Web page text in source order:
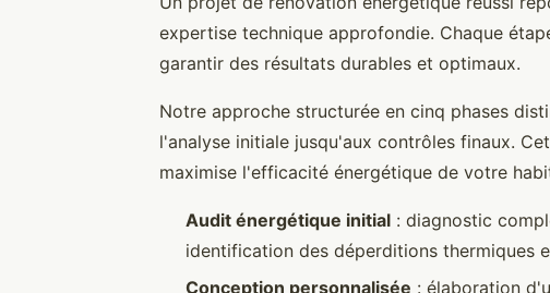
expertise technique approfondie. Chaque
garantir des résultats durables et optimaux.
Notre approche structurée en cinq phases
l'analyse initiale jusqu'aux contrôles finaux.
maximise l'efficacité énergétique de votre
Audit énergétique initial : diagnostic
identification des déperditions thermiques
Conception personnalisée : élaboration